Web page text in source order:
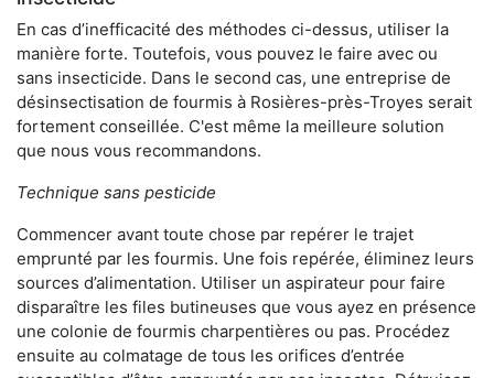
En cas d’inefficacité des méthodes ci-dessus, utiliser la
manière forte. Toutefois, vous pouvez le faire avec ou
sans insecticide. Dans le second cas, une entreprise de
désinsectisation de fourmis à Rosières-près-Troyes serait
fortement conseillée. C'est même la meilleure solution
que nous vous recommandons.
Technique sans pesticide
Commencer avant toute chose par repérer le trajet
emprunté par les fourmis. Une fois repérée, éliminez leurs
sources d’alimentation. Utiliser un aspirateur pour faire
disparaître les files butineuses que vous ayez en présence
une colonie de fourmis charpentières ou pas. Procédez
ensuite au colmatage de tous les orifices d’entrée